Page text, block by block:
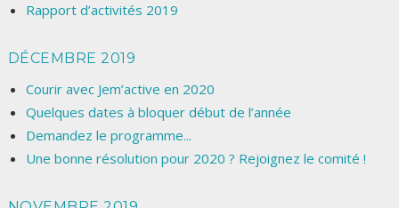
Rapport d’activités 2019
DÉCEMBRE 2019
Courir avec Jem’active en 2020
Quelques dates à bloquer début de l’année
Demandez le programme...
Une bonne résolution pour 2020 ? Rejoignez le comité !